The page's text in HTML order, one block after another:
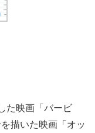
た映画「バービ
描いた映画「オッ